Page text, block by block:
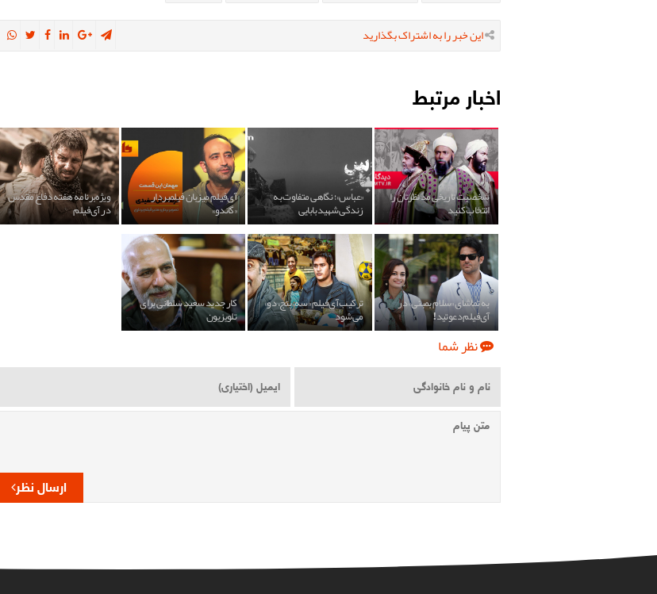
این خبر را به اشتراک بگذارید
اخبار مرتبط
شخصیت تاریخی مد نظرتان را
انتخاب کنید
«عباس»؛ نگاهی متفاوت به
زندگی شهید بابایی
آی‌فیلم میزبان فیلمبردار
«گاندو»
ویژه‌برنامه هفته دفاع مقدس
در آی‌فیلم
به تماشای «سلام بمبئی» در
آی‌فیلم دعوتید!
ترکیب آی‌فیلم «سه، پنج، دو»
می‌شود
کار جدید سعید سلطانی برای
تلویزیون
نظر شما
ارسال نظر